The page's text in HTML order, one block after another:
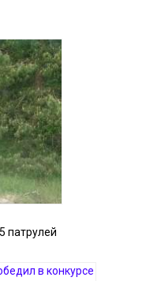
патрулей